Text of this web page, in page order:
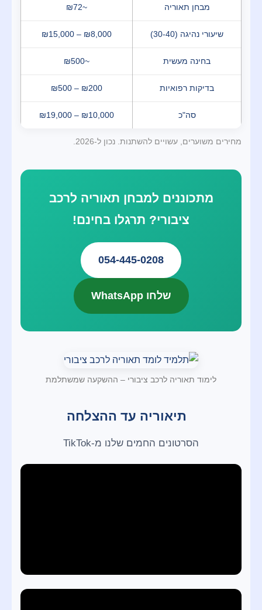
מבחן תאוריה ~₪72
שיעורי נהיגה (30-40) ₪15,000 – ₪8,000
בחינה מעשית ~₪500
בדיקות רפואיות ₪500 – ₪200
סה"כ ₪19,000 – ₪10,000
מחירים משוערים, עשויים להשתנות. נכון ל-2026.
מתכוננים למבחן תאוריה לרכב
ציבורי? תרגלו בחינם!
054-445-0208
שלחו WhatsApp
לימוד תאוריה לרכב ציבורי – ההשקעה שמשתלמת
תיאוריה עד ההצלחה
הסרטונים החמים שלנו מ-TikTok